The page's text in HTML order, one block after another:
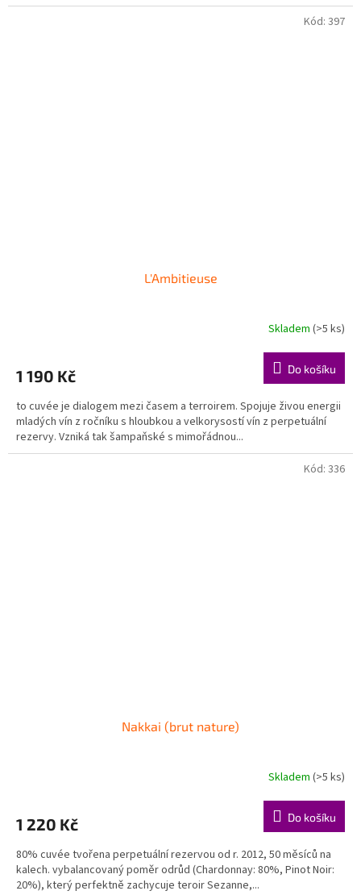
L'Ambitieuse
Skladem (>5 ks)
1 190 Kč Do košíku
to cuvée je dialogem mezi časem a terroirem. Spojuje živou energii
mladých vín z ročníku s hloubkou a velkorysostí vín z perpetuální
rezervy. Vzniká tak šampaňské s mimořádnou...
Kód: 397
Nakkai (brut nature)
Skladem (>5 ks)
1 220 Kč Do košíku
80% cuvée tvořena perpetuální rezervou od r. 2012, 50 měsíců na
kalech. vybalancovaný poměr odrůd (Chardonnay: 80%, Pinot Noir:
20%), který perfektně zachycuje teroir Sezanne,...
Kód: 336